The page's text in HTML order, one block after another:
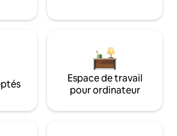
Espace de travail
pour ordinateur